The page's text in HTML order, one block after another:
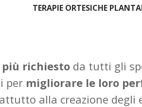
TERAPIE ORTESICHE
richiestoda tutti gli
per migliorare le loro
alla creazione degli